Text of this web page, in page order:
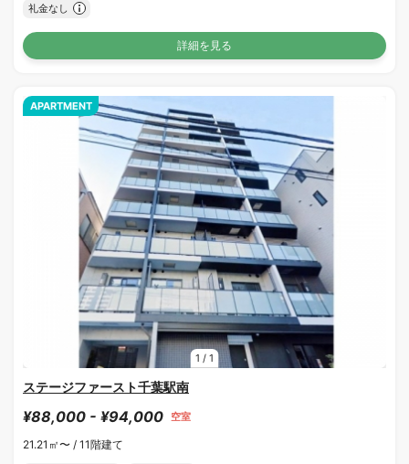
礼金なし
詳細を見る
1 / 1
APARTMENT
ステージファースト千葉駅南
¥88,000 - ¥94,000 空室
21.21㎡〜 / 11階建て